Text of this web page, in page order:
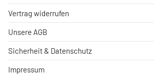
Vertrag widerrufen
Unsere AGB
Sicherheit & Datenschutz
Impressum